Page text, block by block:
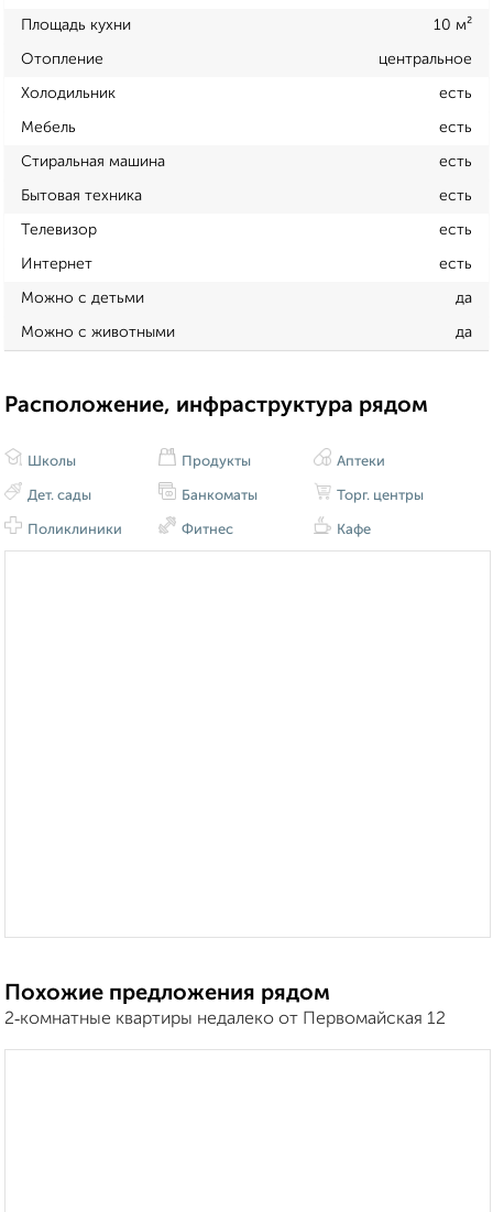
Площадь кухни 10 м²
Отопление центральное
Холодильник есть
Мебель есть
Стиральная машина есть
Бытовая техника есть
Телевизор есть
Интернет есть
Можно с детьми да
Можно с животными да
Расположение, инфраструктура рядом
Школы
Дет. сады
Поликлиники
Продукты
Банкоматы
Фитнес
Аптеки
Торг. центры
Кафе
Похожие предложения рядом
2‑комнатные квартиры недалеко от Первомайская 12